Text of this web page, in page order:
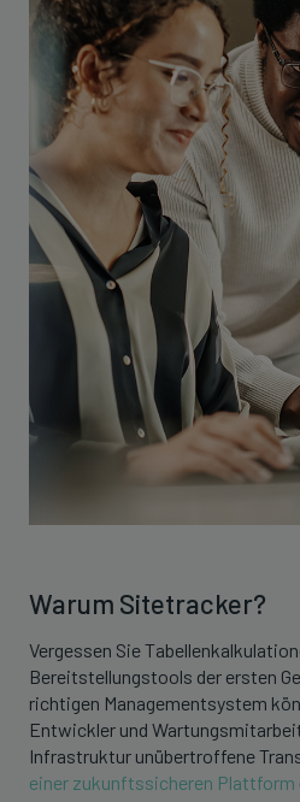
Warum Sitetracker?
Vergessen Sie
Bereitstellungstools der ersten
richtigen Managementsystem
Entwickler und
Infrastruktur unübertroffene
einer zukunftssicheren Plattform